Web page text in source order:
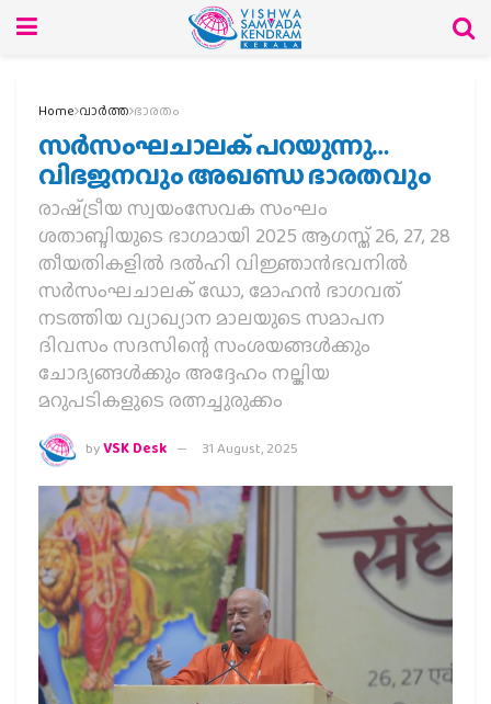
Home വാര്‍ത്ത ഭാരതം
സര്‍സംഘചാലക് പറയുന്നു…
വിഭജനവും അഖണ്ഡ ഭാരതവും
രാഷ്‌ട്രീയ സ്വയംസേവക സംഘം
ശതാബ്ദിയുടെ ഭാഗമായി 2025 ആഗസ്ത് 26, 27, 28
തീയതികളില്‍ ദല്‍ഹി വിജ്ഞാന്‍ഭവനില്‍
സര്‍സംഘചാലക് ഡോ, മോഹന്‍ ഭാഗവത്
നടത്തിയ വ്യാഖ്യാന മാലയുടെ സമാപന
ദിവസം സദസിന്റെ സംശയങ്ങള്‍ക്കും
ചോദ്യങ്ങള്‍ക്കും അദ്ദേഹം നല്കിയ
മറുപടികളുടെ രത്നച്ചുരുക്കം
byVSK Desk 31 August, 2025